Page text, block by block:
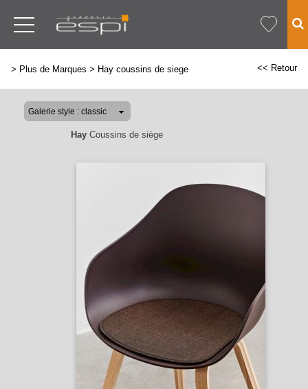
> Plus de Marques > Hay coussins de siege << Retour
HayCoussins de siège